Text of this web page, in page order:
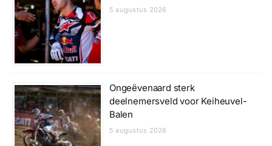
5 augustus 2026
Ongeëvenaard sterk
deelnemersveld voor Keiheuvel-
Balen
5 augustus 2026